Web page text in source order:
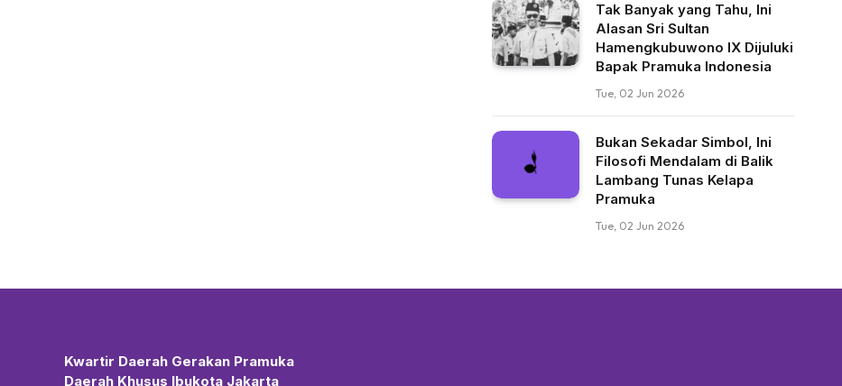
Tak Banyak yang Tahu, Ini
Alasan Sri Sultan
Hamengkubuwono IX Dijuluki
Bapak Pramuka Indonesia
Tue, 02 Jun 2026
Bukan Sekadar Simbol, Ini
Filosofi Mendalam di Balik
Lambang Tunas Kelapa
Pramuka
Tue, 02 Jun 2026
Kwartir Daerah Gerakan Pramuka
Daerah Khusus Ibukota Jakarta